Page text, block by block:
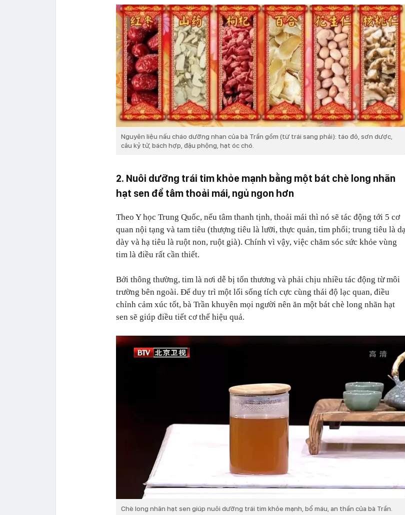
Nguyên liệu nấu cháo dưỡng nhan của bà Trần gồm (từ trái sang phải): táo đỏ, sơn dược,
câu kỷ tử, bách hợp, đậu phộng, hạt óc chó.
2. Nuôi dưỡng trái tim khỏe mạnh bằng một bát chè long nhãn
hạt sen để tâm thoải mái, ngủ ngon hơn
Theo Y học Trung Quốc, nếu tâm thanh tịnh, thoải mái thì nó sẽ tác động tới 5 cơ
quan nội tạng và tam tiêu (thượng tiêu là lưỡi, thực quản, tim phổi; trung tiêu là dạ
dày và hạ tiêu là ruột non, ruột già). Chính vì vậy, việc chăm sóc sức khỏe vùng
tim là điều rất cần thiết.
Bởi thông thường, tim là nơi dễ bị tổn thương và phải chịu nhiều tác động từ môi
trường bên ngoài. Để duy trì một lối sống tích cực cùng thái độ lạc quan, điều
chỉnh cảm xúc tốt, bà Trần khuyên mọi người nên ăn một bát chè long nhãn hạt
sen sẽ giúp điều tiết cơ thể hiệu quả.
Chè long nhãn hạt sen giúp nuôi dưỡng trái tim khỏe mạnh, bổ máu, an thần của bà Trần.